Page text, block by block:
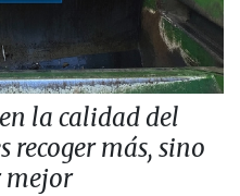
la calidad del
recoger más, sino
mejor